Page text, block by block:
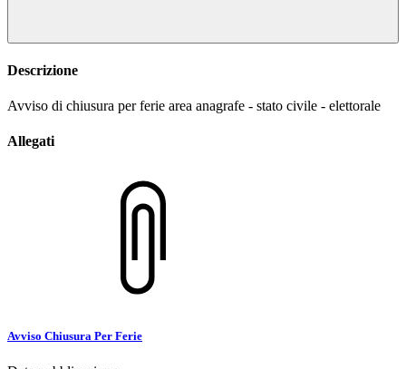
Descrizione
Avviso di chiusura per ferie area anagrafe - stato civile - elettorale
Allegati
Avviso Chiusura Per Ferie